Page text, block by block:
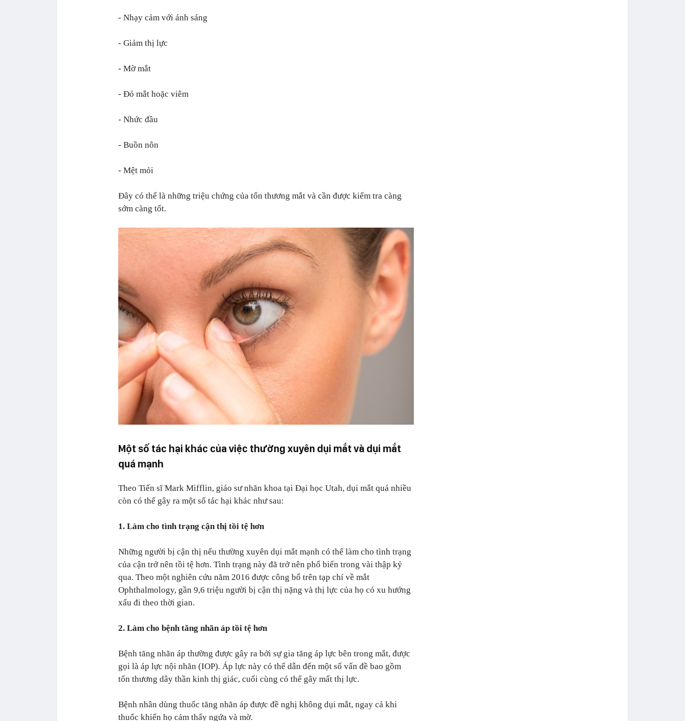
- Nhạy cảm với ánh sáng
- Giảm thị lực
- Mờ mắt
- Đỏ mắt hoặc viêm
- Nhức đầu
- Buồn nôn
- Mệt mỏi
Đây có thể là những triệu chứng của tổn thương mắt và cần được kiểm tra càng
sớm càng tốt.
Một số tác hại khác của việc thường xuyên dụi mắt và dụi mắt
quá mạnh
Theo Tiến sĩ Mark Mifflin, giáo sư nhãn khoa tại Đại học Utah, dụi mắt quá nhiều
còn có thể gây ra một số tác hại khác như sau:
1. Làm cho tình trạng cận thị tồi tệ hơn
Những người bị cận thị nếu thường xuyên dụi mắt mạnh có thể làm cho tình trạng
của cận trở nên tồi tệ hơn. Tình trạng này đã trở nên phổ biến trong vài thập kỷ
qua. Theo một nghiên cứu năm 2016 được công bố trên tạp chí về mắt
Ophthalmology, gần 9,6 triệu người bị cận thị nặng và thị lực của họ có xu hướng
xấu đi theo thời gian.
2. Làm cho bệnh tăng nhãn áp tồi tệ hơn
Bệnh tăng nhãn áp thường được gây ra bởi sự gia tăng áp lực bên trong mắt, được
gọi là áp lực nội nhãn (IOP). Áp lực này có thể dẫn đến một số vấn đề bao gồm
tổn thương dây thần kinh thị giác, cuối cùng có thể gây mất thị lực.
Bệnh nhân dùng thuốc tăng nhãn áp được đề nghị không dụi mắt, ngay cả khi
thuốc khiến họ cảm thấy ngứa và mờ.